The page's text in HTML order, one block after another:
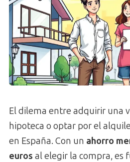
El dilema entre adquirir una
hipoteca o optar por el
en España. Con un ahorro
euros al elegir la compra, es